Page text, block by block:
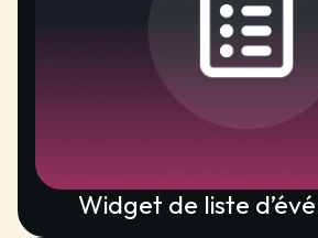
Widget de liste